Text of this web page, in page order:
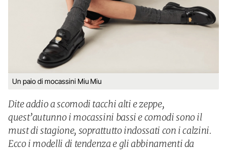
Un paio di mocassini Miu Miu
Dite addio a scomodi tacchi alti e zeppe,
quest’autunno i mocassini bassi e comodi sono il
must di stagione, soprattutto indossati con i calzini.
Ecco i modelli di tendenza e gli abbinamenti da